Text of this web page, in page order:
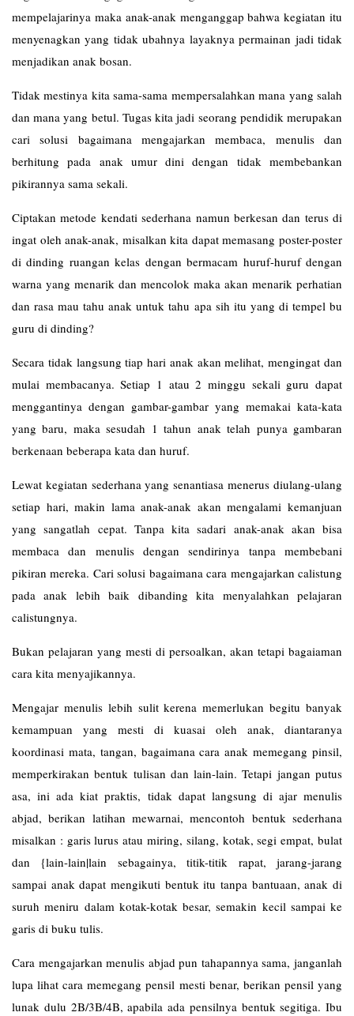
mempelajarinya maka anak-anak menganggap bahwa kegiatan itu
menyenagkan yang tidak ubahnya layaknya permainan jadi tidak
menjadikan anak bosan.
Tidak mestinya kita sama-sama mempersalahkan mana yang salah
dan mana yang betul. Tugas kita jadi seorang pendidik merupakan
cari solusi bagaimana mengajarkan membaca, menulis dan
berhitung pada anak umur dini dengan tidak membebankan
pikirannya sama sekali.
Ciptakan metode kendati sederhana namun berkesan dan terus di
ingat oleh anak-anak, misalkan kita dapat memasang poster-poster
di dinding ruangan kelas dengan bermacam huruf-huruf dengan
warna yang menarik dan mencolok maka akan menarik perhatian
dan rasa mau tahu anak untuk tahu apa sih itu yang di tempel bu
guru di dinding?
Secara tidak langsung tiap hari anak akan melihat, mengingat dan
mulai membacanya. Setiap 1 atau 2 minggu sekali guru dapat
menggantinya dengan gambar-gambar yang memakai kata-kata
yang baru, maka sesudah 1 tahun anak telah punya gambaran
berkenaan beberapa kata dan huruf.
Lewat kegiatan sederhana yang senantiasa menerus diulang-ulang
setiap hari, makin lama anak-anak akan mengalami kemanjuan
yang sangatlah cepat. Tanpa kita sadari anak-anak akan bisa
membaca dan menulis dengan sendirinya tanpa membebani
pikiran mereka. Cari solusi bagaimana cara mengajarkan calistung
pada anak lebih baik dibanding kita menyalahkan pelajaran
calistungnya.
Bukan pelajaran yang mesti di persoalkan, akan tetapi bagaiaman
cara kita menyajikannya.
Mengajar menulis lebih sulit kerena memerlukan begitu banyak
kemampuan yang mesti di kuasai oleh anak, diantaranya
koordinasi mata, tangan, bagaimana cara anak memegang pinsil,
memperkirakan bentuk tulisan dan lain-lain. Tetapi jangan putus
asa, ini ada kiat praktis, tidak dapat langsung di ajar menulis
abjad, berikan latihan mewarnai, mencontoh bentuk sederhana
misalkan : garis lurus atau miring, silang, kotak, segi empat, bulat
dan {lain-lain|lain sebagainya, titik-titik rapat, jarang-jarang
sampai anak dapat mengikuti bentuk itu tanpa bantuaan, anak di
suruh meniru dalam kotak-kotak besar, semakin kecil sampai ke
garis di buku tulis.
Cara mengajarkan menulis abjad pun tahapannya sama, janganlah
lupa lihat cara memegang pensil mesti benar, berikan pensil yang
lunak dulu 2B/3B/4B, apabila ada pensilnya bentuk segitiga. Ibu